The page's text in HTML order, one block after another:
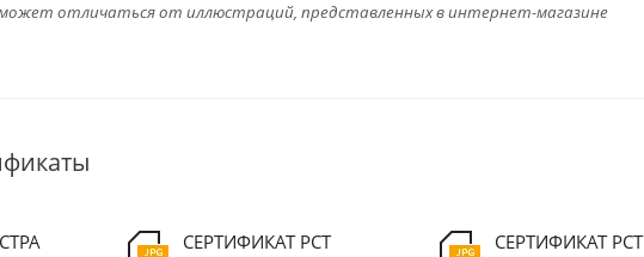
отличаться от иллюстраций, представленных в интернет-магазине
СЕРТИФИКАТ РСТ
СЕРТИФИКАТ РСТ